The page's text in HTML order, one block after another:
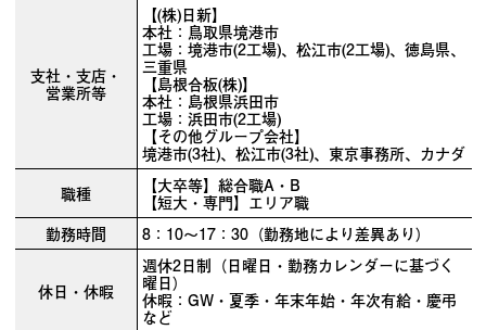
支社・支店・
営業所等
【(株)日新】
本社：鳥取県境港市
工場：境港市(2工場)、松江市(2工場)、徳島県、
三重県
【島根合板(株)】
本社：島根県浜田市
工場：浜田市(2工場)
【その他グループ会社】
境港市(3社)、松江市(3社)、東京事務所、カナダ
職種
【大卒等】総合職A・B
【短大・専門】エリア職
勤務時間
8：10～17：30（勤務地により差異あり）
休日・休暇
週休2日制（日曜日・勤務カレンダーに基づく
曜日）
休暇：GW・夏季・年末年始・年次有給・慶弔
など